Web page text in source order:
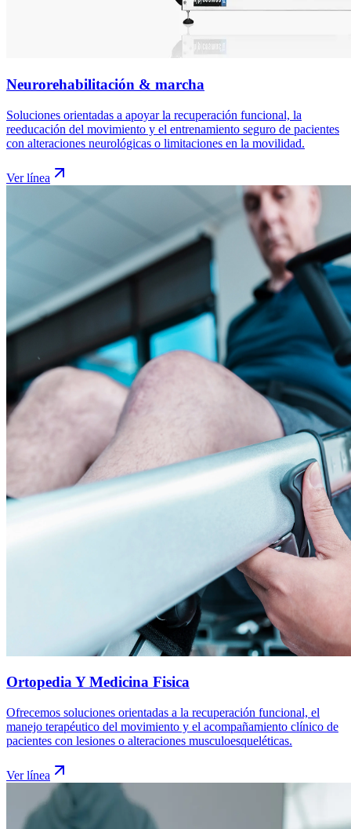
Neurorehabilitación & marcha
Soluciones orientadas a apoyar la recuperación funcional, la
reeducación del movimiento y el entrenamiento seguro de pacientes
con alteraciones neurológicas o limitaciones en la movilidad.
Ver línea
Ortopedia Y Medicina Fisica
Ofrecemos soluciones orientadas a la recuperación funcional, el
manejo terapéutico del movimiento y el acompañamiento clínico de
pacientes con lesiones o alteraciones musculoesqueléticas.
Ver línea